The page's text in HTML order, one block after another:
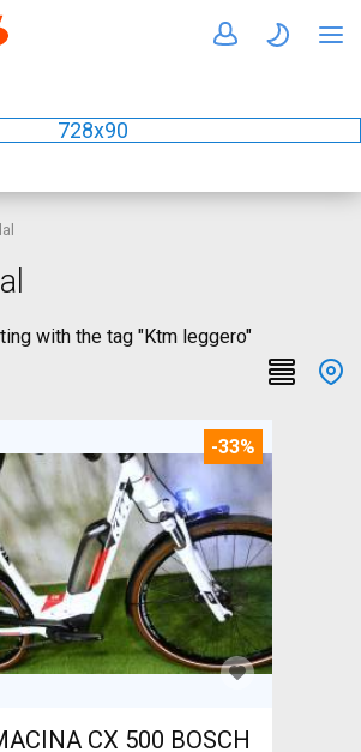
728x90
with the tag "Ktm leggero"
-33%
CX 500 BOSCH